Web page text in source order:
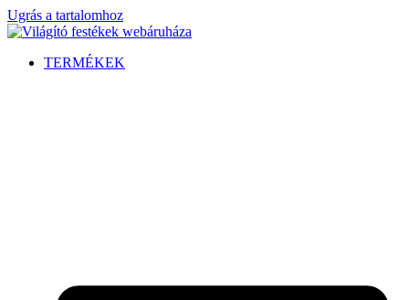
Ugrás a tartalomhoz
TERMÉKEK